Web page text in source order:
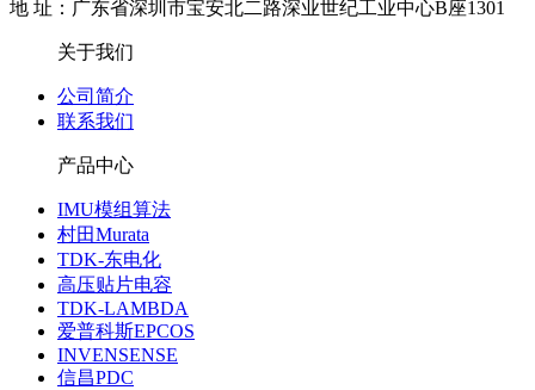
地 址：广东省深圳市宝安北二路深业世纪工业中心B座1301
关于我们
公司简介
联系我们
产品中心
IMU模组算法
村田Murata
TDK-东电化
高压贴片电容
TDK-LAMBDA
爱普科斯EPCOS
INVENSENSE
信昌PDC